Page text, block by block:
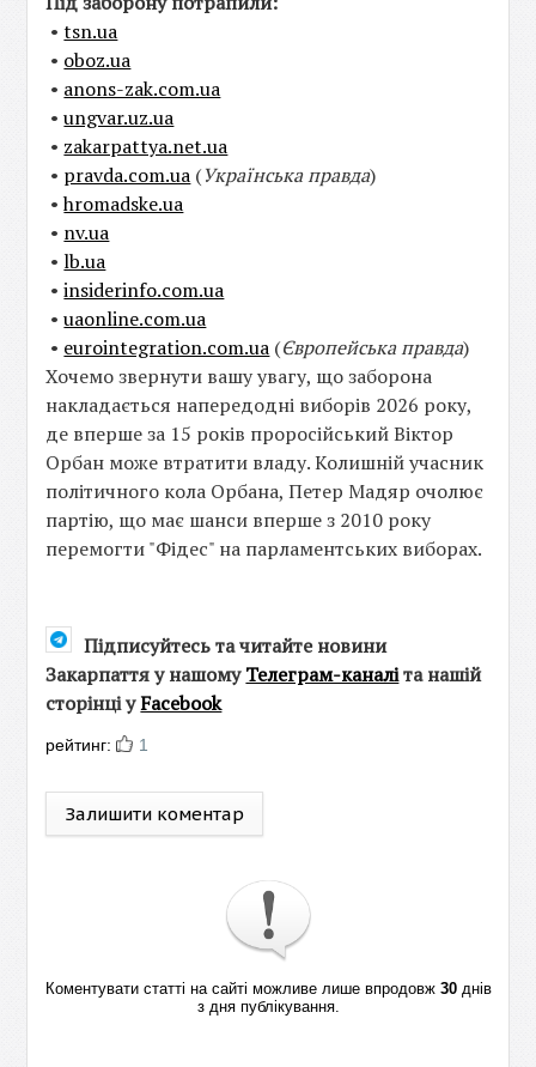
•tsn.ua
• oboz.ua
• anons-zak.com.ua
•ungvar.uz.ua
• zakarpattya.net.ua
• pravda.com.ua (Українська правда)
•hromadske.ua
• nv.ua
•lb.ua
•insiderinfo.com.ua
•uaonline.com.ua
• eurointegration.com.ua (Європейська правда)
Хочемо звернути вашу увагу, що заборона
накладається напередодні виборів 2026 року,
де вперше за 15 років проросійський Віктор
Орбан може втратити владу. Колишній учасник
політичного кола Орбана, Петер Мадяр очолює
партію, що має шанси вперше з 2010 року
перемогти "Фідес" на парламентських виборах.
Підписуйтесь та читайте новини
Закарпаття у нашомуТелеграм-каналіта нашій
сторінці уFacebook
рейтинг: 1
Залишити коментар
Коментувати статті на сайті можливе лише впродовж 30днів
з дня публікування.